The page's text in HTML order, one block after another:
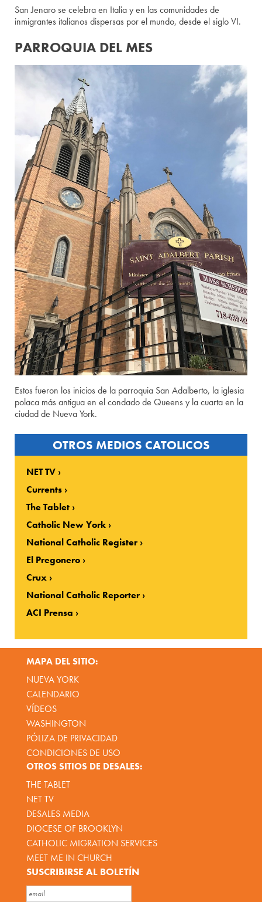
San Jenaro se celebra en Italia y en las comunidades de
inmigrantes italianos dispersas por el mundo, desde el siglo VI.
PARROQUIA DEL MES
Estos fueron los inicios de la parroquia San Adalberto, la iglesia
polaca más antigua en el condado de Queens y la cuarta en la
ciudad de Nueva York.
OTROS MEDIOS CATOLICOS
NET TV
Currents
The Tablet
Catholic New York
National Catholic Register
El Pregonero
Crux
National Catholic Reporter
ACI Prensa
MAPA DEL SITIO:
NUEVA YORK
CALENDARIO
VÍDEOS
WASHINGTON
PÓLIZA DE PRIVACIDAD
CONDICIONES DE USO
OTROS SITIOS DE DESALES:
THE TABLET
NET TV
DESALES MEDIA
DIOCESE OF BROOKLYN
CATHOLIC MIGRATION SERVICES
MEET ME IN CHURCH
SUSCRIBIRSE AL BOLETÍN